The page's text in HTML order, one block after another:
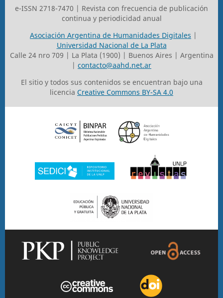
e-ISSN 2718-7470 | Revista con frecuencia de publicación
continua y periodicidad anual
Asociación Argentina de Humanidades Digitales |
Universidad Nacional de La Plata
Calle 24 nro 709 | La Plata (1900) | Buenos Aires | Argentina
| contacto@aahd.net.ar
El sitio y todos sus contenidos se encuentran bajo una
licencia Creative Commons BY-SA 4.0